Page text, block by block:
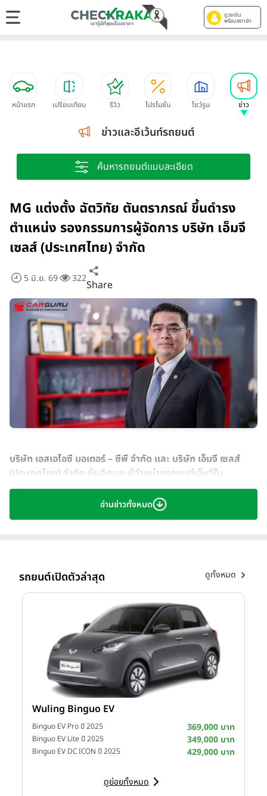
ดูวงเงิน
พร้อมสตาร์ท
หน้าแรก เปรียบเทียบ รีวิว โปรโมชั่น โชว์รูม ข่าว
ข่าวและอีเว้นท์รถยนต์
ค้นหารถยนต์แบบละเอียด
MG แต่งตั้ง ฉัตวิทัย ตันตราภรณ์ ขึ้นดำรง
ตำแหน่ง รองกรรมการผู้จัดการ บริษัท เอ็มจี
เซลส์ (ประเทศไทย) จำกัด
5 มิ.ย. 69 322Share
บริษัท เอสเอไอซี มอเตอร์ – ซีพี จำกัด และ บริษัท เอ็มจี เซลส์
(ประเทศไทย) จำกัด ผู้ผลิตและผู้จำหน่ายรถยนต์เอ็มจีใน
ประเทศไทย ประกาศแต่งตั้งผู้บริหารระดับสูงคนใหม่ นายฉัตวิทัย
ตันตราภรณ์ ดำรงตำแหน่ง รองกรรมการผู้จัดการ บริษัท เอ็มจี
เซลส์ (ประเทศไทย) จำกัด มีผลตั้งแต่วันที่ 1 มิถุนายน 2569
(Mr. Xu Yin) กรรมการผู้จัดการ บริษัท เอ็มจี เซลส์
(ประเทศไทย) จำกัด เพื่อเสริมศักยภาพการแข่งขันของ เอ็มจี ใน
ตลาดประเทศไทยยุคใหม่ เดินหน้าสู่การเติบโตตามแผนกลยุทธ์
ระดับโลก และสานต่อการพัฒนาแบรนด์เอ็มจีให้เติบโตและได้รับ
ความนิยมจากผู้บริโภคชาวไทยอย่างต่อเนื่อง
การเข้ารับตำแหน่งในครั้งนี้ของ นายฉัตวิทัย ตันตราภรณ์
อีกจุดเริ่มต้นของการกำหนดทิศทางใหม่ให้กับ เอ็มจี ประเทศไทย ใน
การยกระดับการตลาด การขาย และการบริการ รวมถึงการบริหาร
ความสัมพันธ์กับผู้จำหน่ายทุกท่าน ด้วยปณิธานของ เอ็มจี ในการ
ทำให้ลูกค้าประทับใจตั้งแต่ก้าวแรกที่ลูกค้าเดินเข้ามาที่ เอ็มจี ไป
จนถึงทุกการดูแลตลอดการใช้งาน
นายฉัตวิทัย ตันตราภรณ์ ได้เข้ารับตำแหน่ง รองกรรมการผู้
จัดการ บริษัท เอ็มจี เซลส์ (ประเทศไทย) จำกัด
อุตสาหกรรมยานยนต์มากกว่า 30 ปีเคยดำรงตำแหน่งผู้บริหาร
อ่านข่าวทั้งหมด
รถยนต์เปิดตัวล่าสุด ดูทั้งหมด
Wuling Binguo EV
Binguo EV Pro ปี 2025 369,000 บาท
Binguo EV Lite ปี 2025 349,000 บาท
Binguo EV DC ICON ปี 2025 429,000 บาท
ดูย่อยทั้งหมด